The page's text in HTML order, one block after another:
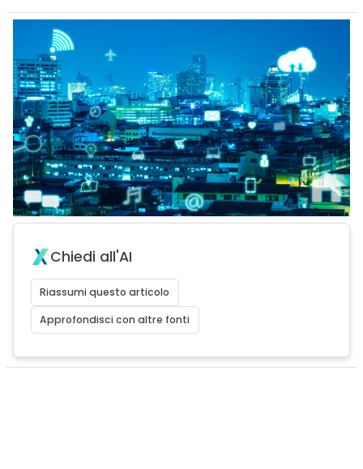
Chiedi all'AI
Riassumi questo articolo
Approfondisci con altre fonti